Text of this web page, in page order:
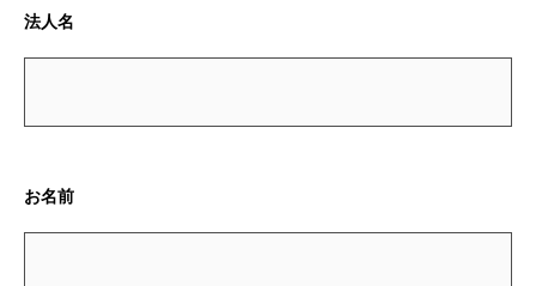
法人名
お名前